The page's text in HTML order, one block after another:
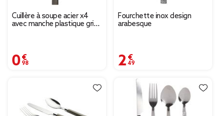
Cuillère à soupe acier x4
avec manche plastique gris
0,98 €
Fourchette inox design
arabesque
2,49 €